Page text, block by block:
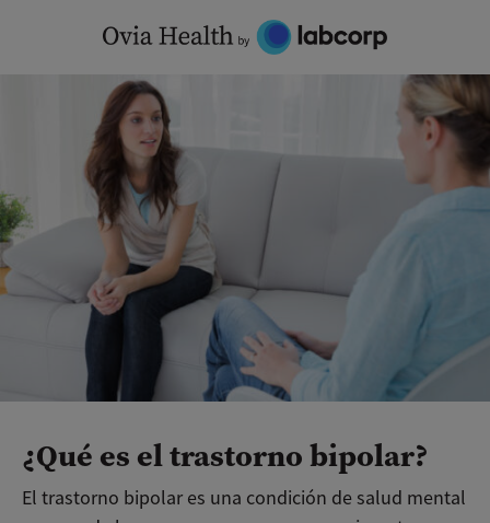
¿Qué es el trastorno bipolar?
El trastorno bipolar es una condición de salud mental